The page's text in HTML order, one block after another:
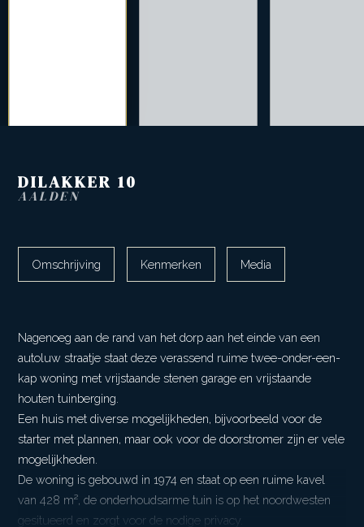
DILAKKER 10
AALDEN
Omschrijving Kenmerken Media
Nagenoeg aan de rand van het dorp aan het einde van een
autoluw straatje staat deze verassend ruime twee-onder-een-
kap woning met vrijstaande stenen garage en vrijstaande
houten tuinberging.
Een huis met diverse mogelijkheden, bijvoorbeeld voor de
starter met plannen, maar ook voor de doorstromer zijn er vele
mogelijkheden.
De woning is gebouwd in 1974 en staat op een ruime kavel
van 428 m², de onderhoudsarme tuin is op het noordwesten
gesitueerd en zorgt voor de nodige privacy.